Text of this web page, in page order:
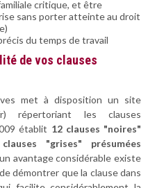
critique, et être
sans porter atteinte au droit
du temps de travail
de vos clauses
met à disposition un site
répertoriant les clauses
établit 12 clauses "noires"
"grises" présumées
avantage considérable existe
démontrer que la clause dans